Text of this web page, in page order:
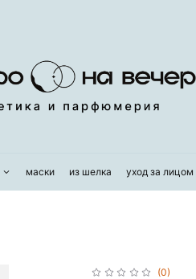
маски из шелка уход за лицом
(0)